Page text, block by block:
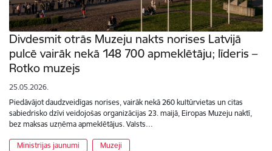
Divdesmit otrās Muzeju nakts norises Latvijā
pulcē vairāk nekā 148 700 apmeklētāju; līderis –
Rotko muzejs
25.05.2026.
Piedāvājot daudzveidīgas norises, vairāk nekā 260 kultūrvietas un citas
sabiedrisko dzīvi veidojošas organizācijas 23. maijā, Eiropas Muzeju naktī,
bez maksas uzņēma apmeklētājus. Valsts…
Ministrijas jaunumi Muzeji